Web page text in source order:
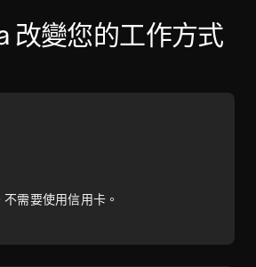
改變您的工作方式
需要使用信用卡。